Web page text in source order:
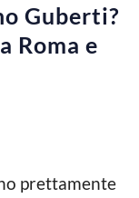
Guberti?
Roma e
prettamente